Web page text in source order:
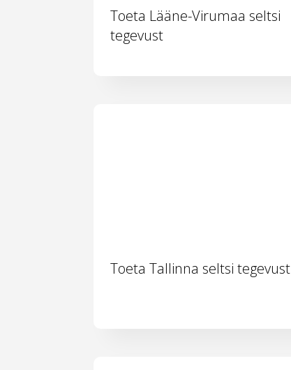
Toeta Lääne-Virumaa seltsi
tegevust
Toeta Tallinna seltsi tegevust